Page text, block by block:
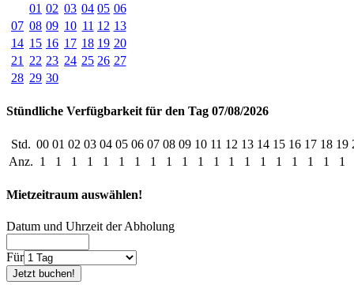
01 02 03 04 05 06
07 08 09 10 11 12 13
14 15 16 17 18 19 20
21
22 23 24 25 26 27
28 29 30
Stündliche Verfügbarkeit für den Tag 07/08/2026
Std. 00 01 02 03 04 05 06 07 08 09 10 11 12 13 14 15 16 17 18 19
Anz. 1 1 1 1 1 1 1 1 1 1 1 1 1 1 1 1 1 1 1 1
Mietzeitraum auswählen!
Datum und Uhrzeit der Abholung
Für